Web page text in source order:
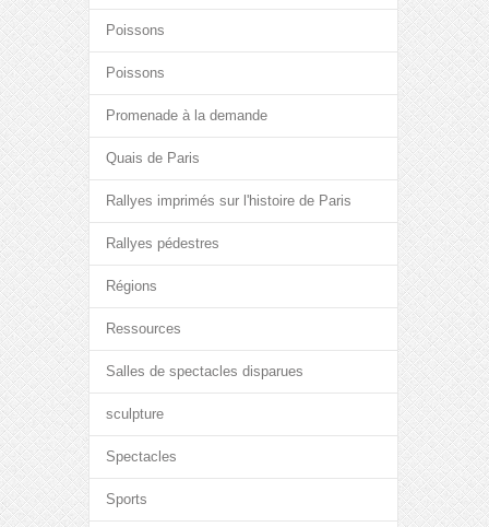
Poissons
Poissons
Promenade à la demande
Quais de Paris
Rallyes imprimés sur l'histoire de Paris
Rallyes pédestres
Régions
Ressources
Salles de spectacles disparues
sculpture
Spectacles
Sports